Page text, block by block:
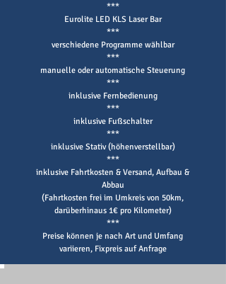
***
Eurolite LED KLS Laser Bar
***
verschiedene Programme wählbar
***
manuelle oder automatische Steuerung
***
inklusive Fernbedienung
***
inklusive Fußschalter
***
inklusive Stativ (höhenverstellbar)
***
inklusive Fahrtkosten & Versand, Aufbau &
Abbau
(Fahrtkosten frei im Umkreis von 50km,
darüberhinaus 1€ pro Kilometer)
***​
​Preise können je nach Art und Umfang
variieren, Fixpreis auf Anfrage